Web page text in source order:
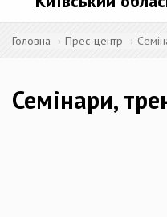
Головна Прес-центр
Семінари,